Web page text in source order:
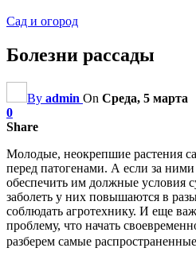
Сад и огород
Болезни рассады
By admin On Среда, 5 марта
0
Share
Молодые, неокрепшие растения
перед патогенами. А если за
обеспечить им должные условия
заболеть у них повышаются в
соблюдать агротехнику. И еще
проблему, что начать
разберем самые